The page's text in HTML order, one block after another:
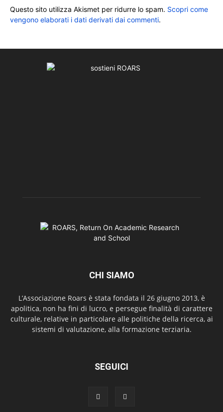
Questo sito utilizza Akismet per ridurre lo spam. Scopri come
vengono elaborati i dati derivati dai commenti.
CHI SIAMO
L’Associazione Roars è stata fondata il 26 giugno 2013, è
apolitica, non ha fini di lucro, e persegue finalità di carattere
culturale, relative in particolare alle politiche della ricerca, ai
sistemi di valutazione, alla formazione terziaria.
SEGUICI